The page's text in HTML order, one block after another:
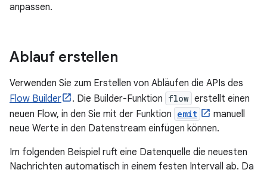
anpassen.
Ablauf erstellen
Verwenden Sie zum Erstellen von Abläufen die APIs des
Flow Builder
. Die Builder-Funktion flow erstellt einen
neuen Flow, in den Sie mit der Funktion emit
manuell
neue Werte in den Datenstream einfügen können.
Im folgenden Beispiel ruft eine Datenquelle die neuesten
Nachrichten automatisch in einem festen Intervall ab. Da